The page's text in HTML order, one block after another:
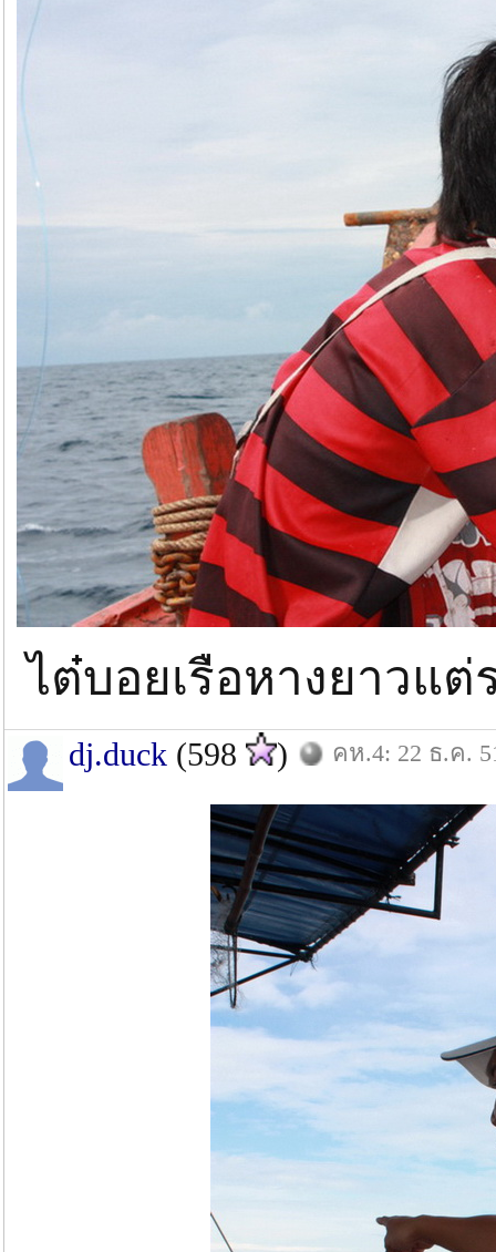
ไต๋บอยเรือหางยาวแ
dj.duck (598 ) คห.4: 22 ธ.ค.